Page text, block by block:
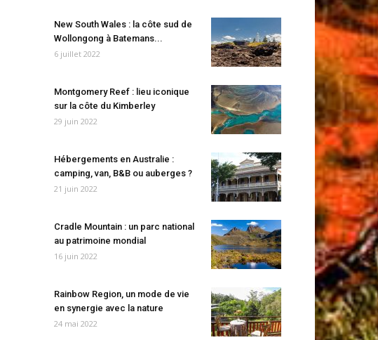
New South Wales : la côte sud de
Wollongong à Batemans...
6 juillet 2022
Montgomery Reef : lieu iconique
sur la côte du Kimberley
29 juin 2022
Hébergements en Australie :
camping, van, B&B ou auberges ?
21 juin 2022
Cradle Mountain : un parc national
au patrimoine mondial
16 juin 2022
Rainbow Region, un mode de vie
en synergie avec la nature
24 mai 2022